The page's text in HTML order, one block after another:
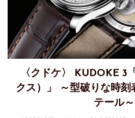
〈クドケ〉 KUDOKE 3
クス）」 ～型破りな時刻
テール～